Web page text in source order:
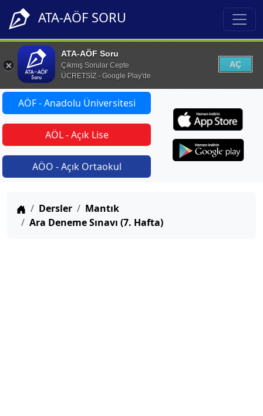
ATA-AÖF SORU
ATA-AÖF Soru
Çıkmış Sorular Cepte
ÜCRETSİZ - Google Play'de
AÇ
AÖF - Anadolu Üniversitesi
AÖL - Açık Lise
AÖO - Açık Ortaokul
Anasayfa
Dersler
Mantık
Ara Deneme Sınavı (7. Hafta)